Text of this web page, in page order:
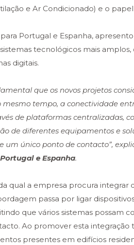
e Ar Condicionado) e o
Portugal e Espanha,
tecnológicos mais amplos,
digitais.
que os novos projetos
mesmo tempo, a conectividade
de plataformas centralizadas,
de diferentes equipamentos e
único ponto de contacto”,
e Espanha.
qual a empresa procura integrar
passa por ligar
que vários sistemas possam
Ao promover esta integração
presentes em edifícios